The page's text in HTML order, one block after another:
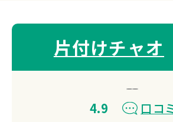
片付けチャオ
4.9
口コ